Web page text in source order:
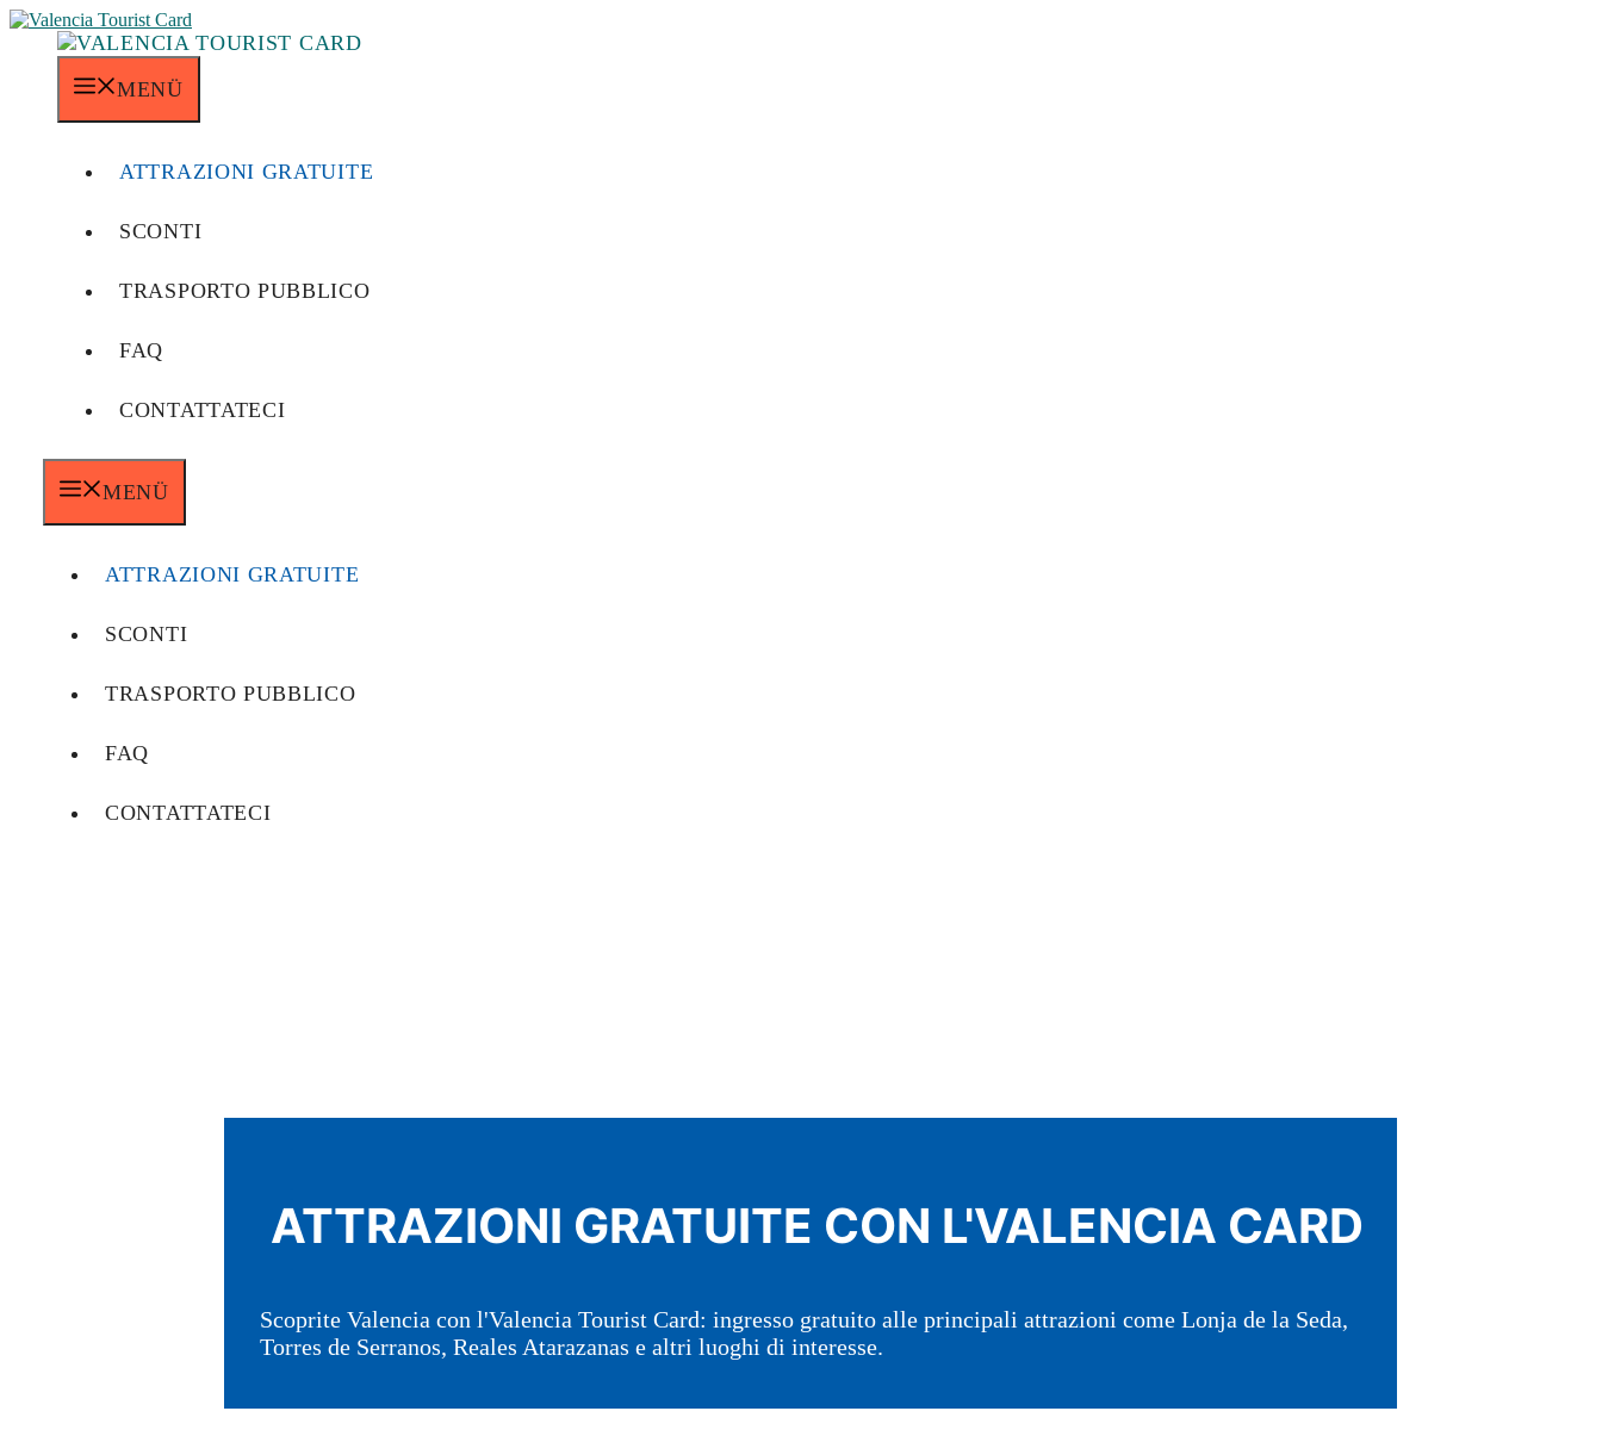
Vai
contenuto
MENÜ
ATTRAZIONI GRATUITE
SCONTI
TRASPORTO PUBBLICO
FAQ
CONTATTATECI
MENÜ
ATTRAZIONI GRATUITE
SCONTI
TRASPORTO PUBBLICO
FAQ
CONTATTATECI
ATTRAZIONI GRATUITE CON L'VALENCIA CARD
Scoprite Valencia con l'Valencia Tourist Card: ingresso gratuito alle principali attrazioni come Lonja de la Seda,
Torres de Serranos, Reales Atarazanas e altri luoghi di interesse.